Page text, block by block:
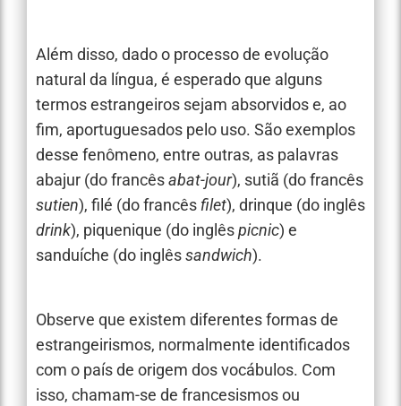
Além disso, dado o processo de evolução
natural da língua, é esperado que alguns
termos estrangeiros sejam absorvidos e, ao
fim, aportuguesados pelo uso. São exemplos
desse fenômeno, entre outras, as palavras
abajur (do francêsabat-jour), sutiã (do francês
sutien), filé (do francês filet), drinque (do inglês
drink), piquenique (do inglêspicnic) e
sanduíche (do inglêssandwich).
Observe que existem diferentes formas de
estrangeirismos, normalmente identificados
com o país de origem dos vocábulos. Com
isso, chamam-se de francesismos ou